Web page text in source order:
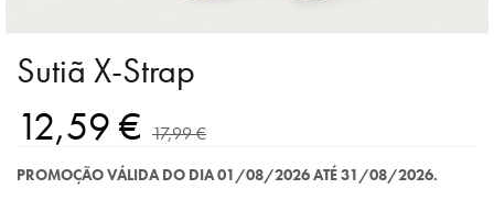
Sutiã X-Strap
12,59 € 17,99 €
PROMOÇÃO VÁLIDA DO DIA 01/08/2026 ATÉ 31/08/2026.